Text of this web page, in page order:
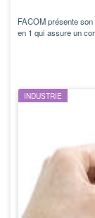
FACOM présente
en 1 qui assure un
INDUSTRIE